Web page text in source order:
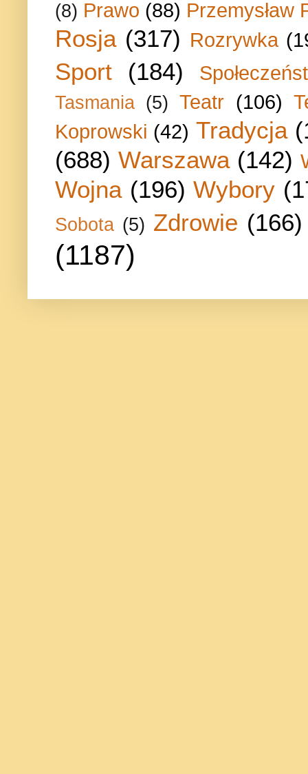
(8) Prawo (88) Przemysław
Rosja (317) Rozrywka
Sport (184)
Tasmania (5) Teatr (106)
Koprowski (42) Tradycja
(688) Warszawa (142)
Wojna (196) Wybory
Sobota (5) Zdrowie (166)
(1187)